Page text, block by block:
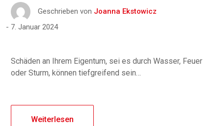
Geschrieben von Joanna Ekstowicz
7. Januar 2024
Schäden an Ihrem Eigentum, sei es durch Wasser, Feuer
oder Sturm, können tiefgreifend sein…
Weiterlesen